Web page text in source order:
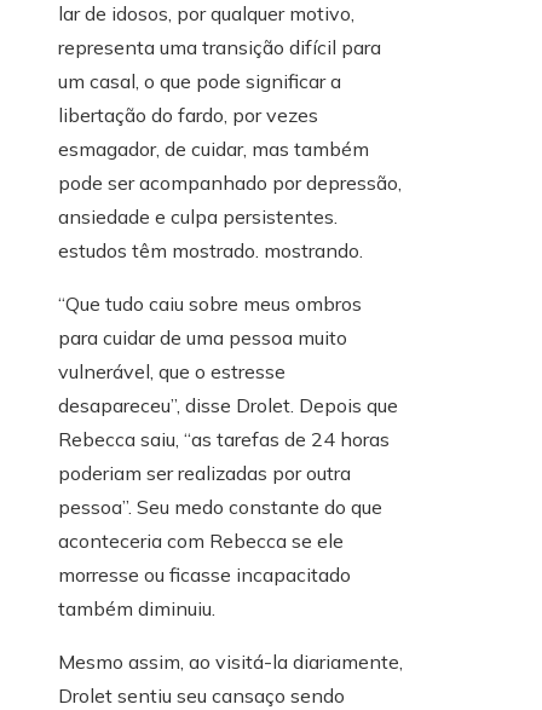
lar de idosos, por qualquer motivo,
representa uma transição difícil para
um casal, o que pode significar a
libertação do fardo, por vezes
esmagador, de cuidar, mas também
pode ser acompanhado por depressão,
ansiedade e culpa persistentes.
estudos têm mostrado. mostrando.
“Que tudo caiu sobre meus ombros
para cuidar de uma pessoa muito
vulnerável, que o estresse
desapareceu”, disse Drolet. Depois que
Rebecca saiu, “as tarefas de 24 horas
poderiam ser realizadas por outra
pessoa”. Seu medo constante do que
aconteceria com Rebecca se ele
morresse ou ficasse incapacitado
também diminuiu.
Mesmo assim, ao visitá-la diariamente,
Drolet sentiu seu cansaço sendo